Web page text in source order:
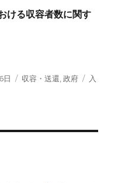
ける収容者数に関す
日
カ
収容・送還 ,政府
タ
入